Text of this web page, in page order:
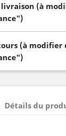
(à
(à modifier
Détails du